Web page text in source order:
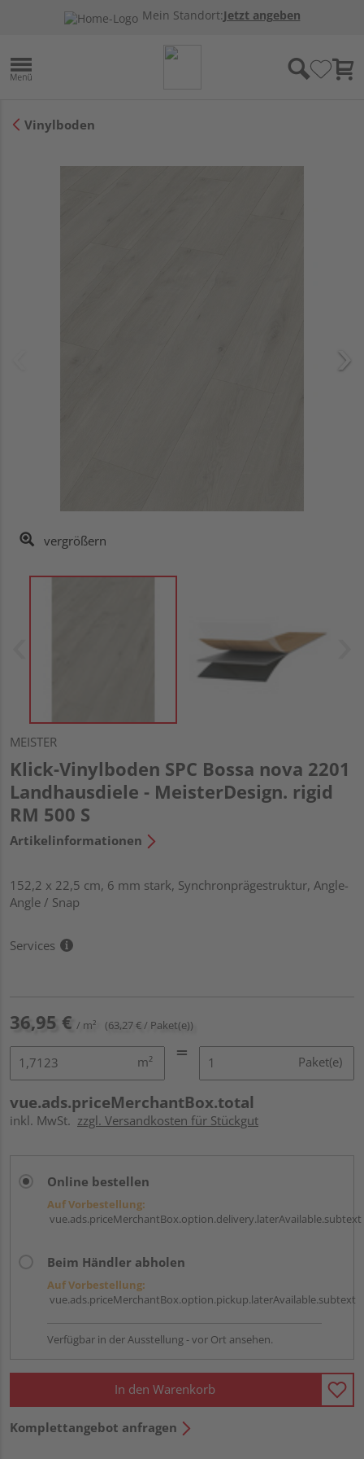
Mein Standort:Jetzt angeben
Vinylboden
vergrößern
MEISTER
Klick-Vinylboden SPC Bossa nova 2201
Landhausdiele - MeisterDesign. rigid
RM 500 S
Artikelinformationen
152,2 x 22,5 cm, 6 mm stark, Synchronprägestruktur, Angle-
Angle / Snap
Services
36,95 € / m² (63,27 € / Paket(e))
m² Paket(e)
vue.ads.priceMerchantBox.total
inkl. MwSt. zzgl. Versandkosten für Stückgut
Online bestellen
Auf Vorbestellung:
vue.ads.priceMerchantBox.option.delivery.laterAvailable.subtext
Beim Händler abholen
Auf Vorbestellung:
vue.ads.priceMerchantBox.option.pickup.laterAvailable.subtext
Verfügbar in der Ausstellung - vor Ort ansehen.
In den Warenkorb
Komplettangebot anfragen